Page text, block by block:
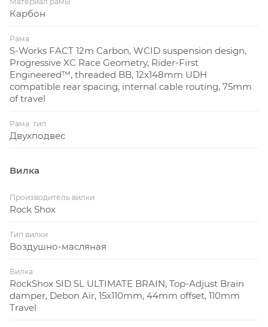
Карбон
Рама
S-Works FACT 12m Carbon, WCID suspension design,
Progressive XC Race Geometry, Rider-First
Engineered™, threaded BB, 12x148mm UDH
compatible rear spacing, internal cable routing, 75mm
of travel
Рама: тип
Двухподвес
Вилка
Производитель вилки
Rock Shox
Тип вилки
Воздушно-масляная
Вилка
RockShox SID SL ULTIMATE BRAIN, Top-Adjust Brain
damper, Debon Air, 15x110mm, 44mm offset, 110mm
Travel